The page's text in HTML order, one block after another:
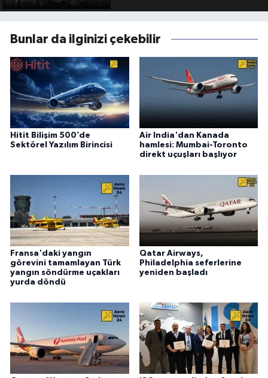
Bunlar da ilginizi çekebilir
Hitit Bilişim 500’de
Sektörel Yazılım Birincisi
Air India'dan Kanada
hamlesi: Mumbai-Toronto
direkt uçuşları başlıyor
Fransa'daki yangın
görevini tamamlayan Türk
yangın söndürme uçakları
yurda döndü
Qatar Airways,
Philadelphia seferlerine
yeniden başladı